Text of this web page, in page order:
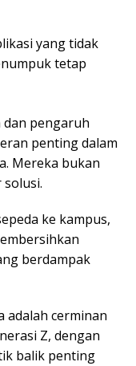
yang tidak
tetap
pengaruh
penting dalam
Mereka bukan
ke kampus,
berdampak
adalah cerminan
Z, dengan
balik penting